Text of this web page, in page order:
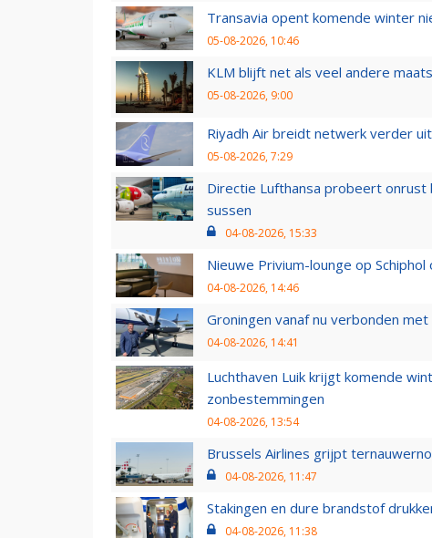
Transavia opent komende winter
05-08-2026, 10:46
KLM blijft net als veel andere
05-08-2026, 9:00
Riyadh Air breidt netwerk verder
05-08-2026, 7:29
Directie Lufthansa probeert
sussen
04-08-2026, 15:33
Nieuwe Privium-lounge op
04-08-2026, 14:46
Groningen vanaf nu verbonden
04-08-2026, 14:41
Luchthaven Luik krijgt komende
zonbestemmingen
04-08-2026, 13:54
Brussels Airlines grijpt
04-08-2026, 11:47
Stakingen en dure brandstof
04-08-2026, 11:38